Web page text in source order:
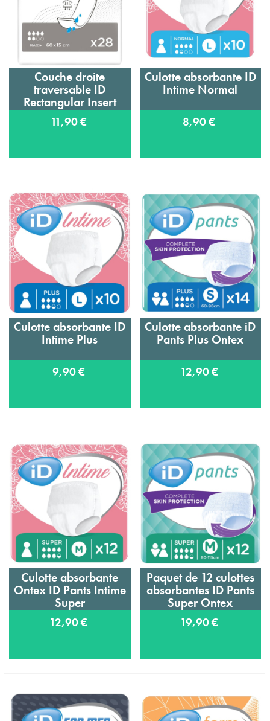
Couche droite
traversable ID
Rectangular Insert
Maxi Plus
11,90 €
Culotte absorbante ID
Intime Normal
8,90 €
Culotte absorbante ID
Intime Plus
9,90 €
Culotte absorbante iD
Pants Plus Ontex
12,90 €
Culotte absorbante
Ontex ID Pants Intime
Super
12,90 €
Paquet de 12 culottes
absorbantes ID Pants
Super Ontex
19,90 €